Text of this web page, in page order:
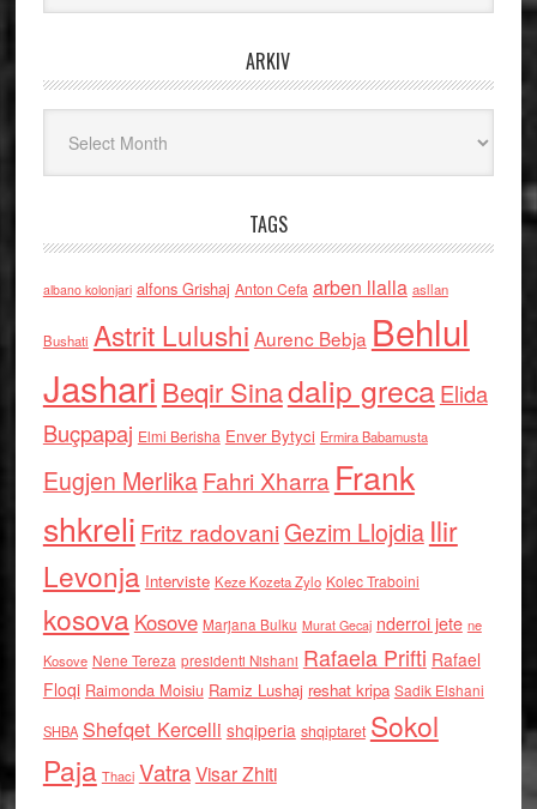
ARKIV
TAGS
albano kolonjari alfons Grishaj Anton Cefa arben llalla asllan
Bushati Astrit Lulushi Aurenc Bebja Behlul
Jashari Beqir Sinadalip grecaElida
Buçpapaj Elmi Berisha Enver Bytyci Ermira Babamusta
Eugjen MerlikaFahri Xharra Frank
shkreli Fritz radovaniGezim Llojdia Ilir
Levonja Interviste Keze Kozeta Zylo Kolec Traboini
kosova Kosove Marjana Bulku Murat Gecaj nderroi jete ne
Kosove Nene Tereza presidenti Nishani Rafaela Prifti Rafael
Floqi Raimonda Moisiu Ramiz Lushaj reshat kripa Sadik Elshani
SHBA Shefqet Kercelli shqiperia shqiptaret Sokol
Paja Thaci VatraVisar Zhiti